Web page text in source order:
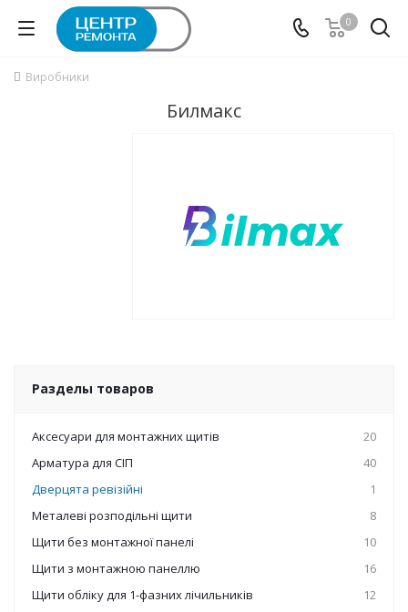
0
Виробники
Билмакс
Разделы товаров
Аксесуари для монтажних щитів
20
Арматура для СІП
40
Дверцята ревізійні
1
Металеві розподільні щити
8
Щити без монтажної панелі
10
Щити з монтажною панеллю
16
Щити обліку для 1-фазних лічильників
12